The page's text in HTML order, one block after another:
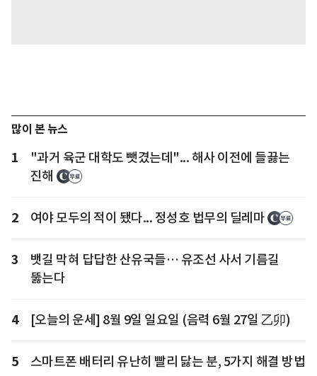
많이 본 뉴스
1
"과거 육군 대학도 뺏겼는데"... 해사 이전에 들끓는
진해
2 여야 모두의 적이 됐다... 정성호 법무의 딜레마
3
뱃길 막혀 답답한 산유국들… 유조선 사서 기름길
뚫는다
4 [오늘의 운세] 8월 9일 일요일 (음력 6월 27일 乙卯)
5 스마트폰 배터리 유난히 빨리 닳는 분, 5가지 해결 방법